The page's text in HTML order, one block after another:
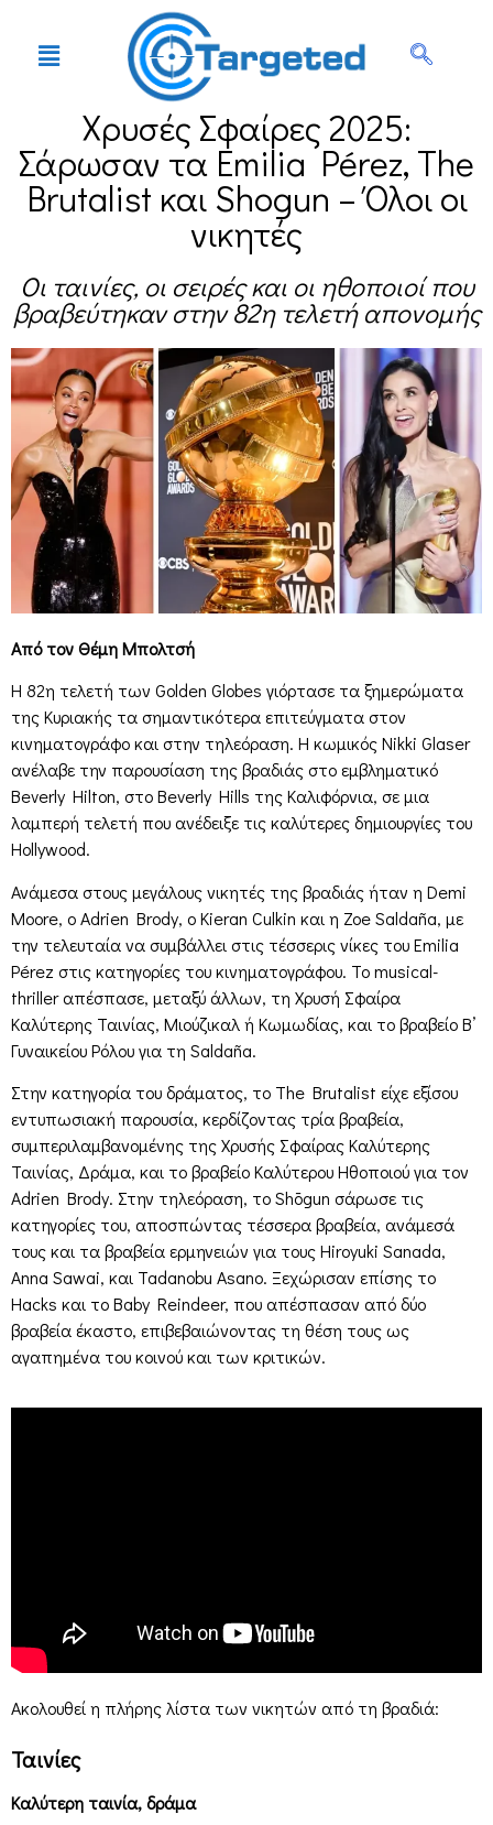
Χρυσές Σφαίρες 2025:
Σάρωσαν τα Emilia Pérez, The
Brutalist και Shοgun – Όλοι οι
νικητές
Οι ταινίες, οι σειρές και οι ηθοποιοί που
βραβεύτηκαν στην 82η τελετή απονομής
Από τον Θέμη Μπολτσή
Η 82η τελετή των Golden Globes γιόρτασε τα ξημερώματα
της Κυριακής τα σημαντικότερα επιτεύγματα στον
κινηματογράφο και στην τηλεόραση. Η κωμικός Nikki Glaser
ανέλαβε την παρουσίαση της βραδιάς στο εμβληματικό
Beverly Hilton, στο Beverly Hills της Καλιφόρνια, σε μια
λαμπερή τελετή που ανέδειξε τις καλύτερες δημιουργίες του
Hollywood.
Ανάμεσα στους μεγάλους νικητές της βραδιάς ήταν η Demi
Moore, ο Adrien Brody, ο Kieran Culkin και η Zoe Saldaña, με
την τελευταία να συμβάλλει στις τέσσερις νίκες του Emilia
Pérez στις κατηγορίες του κινηματογράφου. Το musical-
thriller απέσπασε, μεταξύ άλλων, τη Χρυσή Σφαίρα
Καλύτερης Ταινίας, Μιούζικαλ ή Κωμωδίας, και το βραβείο Β’
Γυναικείου Ρόλου για τη Saldaña.
Στην κατηγορία του δράματος, το The Brutalist είχε εξίσου
εντυπωσιακή παρουσία, κερδίζοντας τρία βραβεία,
συμπεριλαμβανομένης της Χρυσής Σφαίρας Καλύτερης
Ταινίας, Δράμα, και το βραβείο Καλύτερου Ηθοποιού για τον
Adrien Brody. Στην τηλεόραση, το Shōgun σάρωσε τις
κατηγορίες του, αποσπώντας τέσσερα βραβεία, ανάμεσά
τους και τα βραβεία ερμηνειών για τους Hiroyuki Sanada,
Anna Sawai, και Tadanobu Asano. Ξεχώρισαν επίσης το
Hacks και το Baby Reindeer, που απέσπασαν από δύο
βραβεία έκαστο, επιβεβαιώνοντας τη θέση τους ως
αγαπημένα του κοινού και των κριτικών.
Ακολουθεί η πλήρης λίστα των νικητών από τη βραδιά:
Ταινίες
Καλύτερη ταινία, δράμα